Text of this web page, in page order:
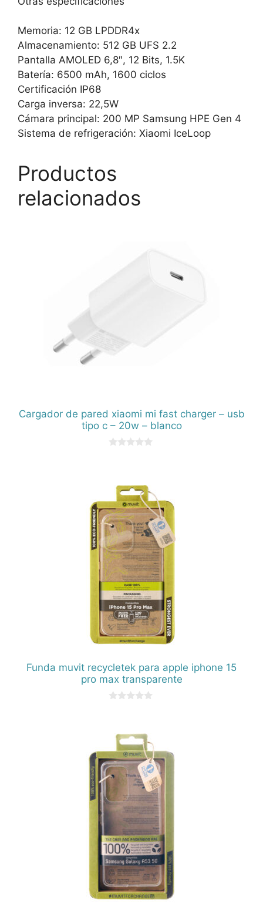
Memoria: 12 GB LPDDR4x
Almacenamiento: 512 GB UFS 2.2
Pantalla AMOLED 6,8″, 12 Bits, 1.5K
Batería: 6500 mAh, 1600 ciclos
Certificación IP68
Carga inversa: 22,5W
Cámara principal: 200 MP Samsung HPE Gen 4
Sistema de refrigeración: Xiaomi IceLoop
Productos
relacionados
Cargador de pared xiaomi mi fast charger – usb
tipo c – 20w – blanco
Funda muvit recycletek para apple iphone 15
pro max transparente